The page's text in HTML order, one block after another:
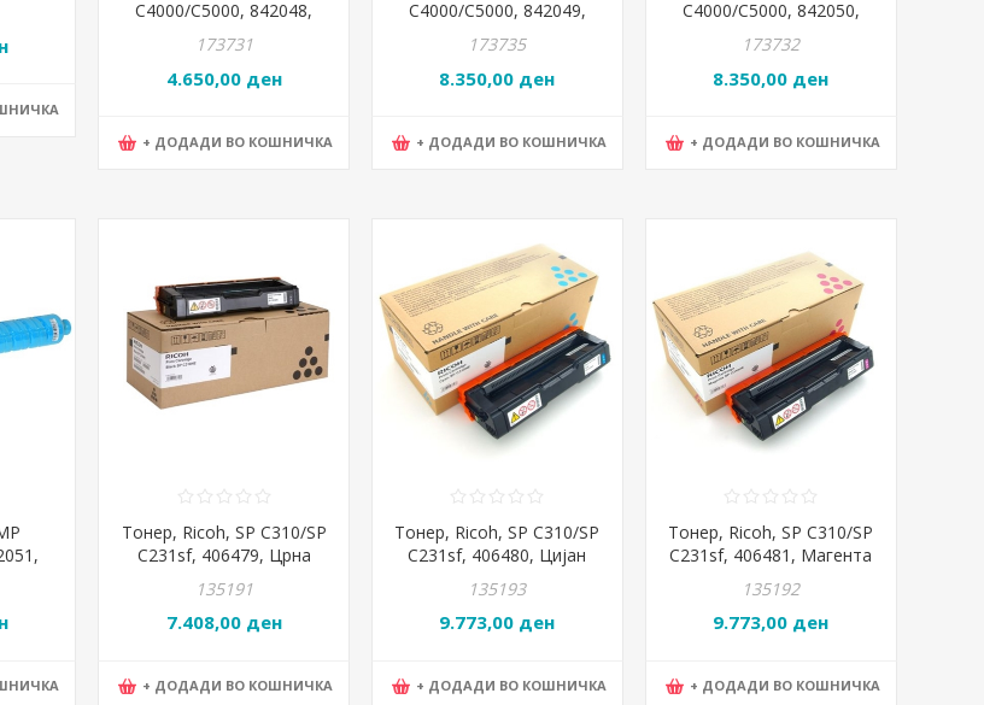
C4000/C5000, 842048,
Црна
173731
4.650,00 ден
+ ДОДАДИ ВО КОШНИЧКА
C4000/C5000, 842049,
Жолт
173735
8.350,00 ден
+ ДОДАДИ ВО КОШНИЧКА
C4000/C5000, 842050,
Магента
173732
8.350,00 ден
+ ДОДАДИ ВО КОШНИЧКА
Тонер, Ricoh, SP C310/SP
C231sf, 406479, Црна
135191
7.408,00 ден
+ ДОДАДИ ВО КОШНИЧКА
Тонер, Ricoh, SP C310/SP
C231sf, 406480, Цијан
135193
9.773,00 ден
+ ДОДАДИ ВО КОШНИЧКА
Тонер, Ricoh, SP C310/SP
C231sf, 406481, Магента
135192
9.773,00 ден
+ ДОДАДИ ВО КОШНИЧКА